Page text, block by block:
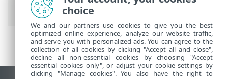
dynamických skupin
choice
We and our partners use cookies to give you the best
optimized online experience, analyze our website traffic,
and serve you with personalized ads. You can agree to the
collection of all cookies by clicking "Accept all and close",
decline all non-essential cookies by choosing "Accept
essential cookies only", or adjust your cookie settings by
clicking "Manage cookies". You also have the right to